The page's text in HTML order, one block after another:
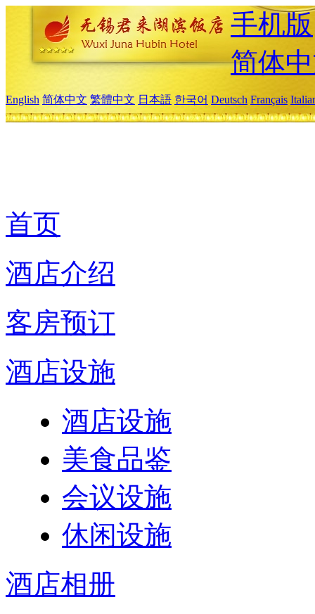
手机版
简体
English 简体中文 繁體中文 日本語 한국어 Deutsch Français
首页
酒店介绍
客房预订
酒店设施
酒店设施
美食品鉴
会议设施
休闲设施
酒店相册